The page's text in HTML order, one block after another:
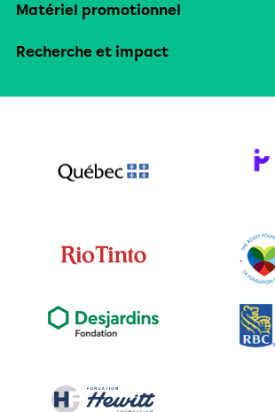
Matériel promotionnel
Recherche et impact